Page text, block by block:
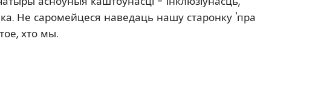
Не саромейцеся наведаць нашу старонку 'пра
хто мы.